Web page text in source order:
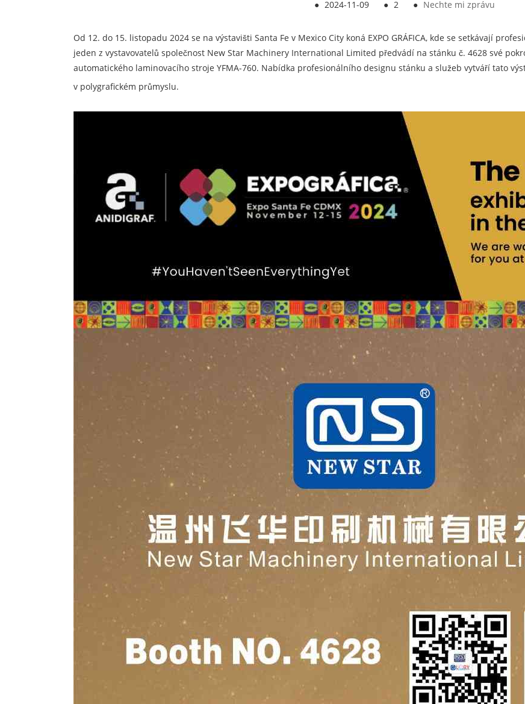
● 2024-11-09 ● 2 ● Nechte mi zprávu
Od 12. do 15. listopadu 2024 se na výstavišti Santa Fe v Mexico City koná EXPO GRÁFICA, kde se setkávají
jeden z vystavovatelů společnost New Star Machinery International Limited předvádí na stánku č. 4628 své
automatického laminovacího stroje YFMA-760. Nabídka profesionálního designu stánku a služeb vytváří tato
v polygrafickém průmyslu.